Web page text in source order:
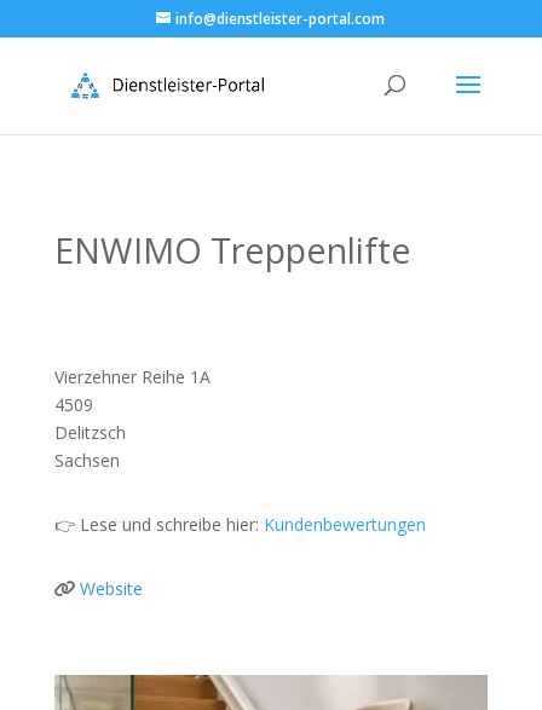
info@dienstleister-portal.com
ENWIMO Treppenlifte
Vierzehner Reihe 1A
4509
Delitzsch
Sachsen
👉 Lese und schreibe hier: Kundenbewertungen
Website